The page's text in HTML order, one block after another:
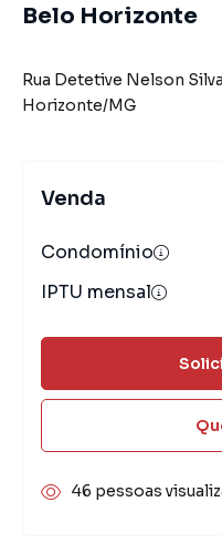
Belo Horizonte
Rua Detetive Nelson Silva
Horizonte/MG
Venda
Condomínio
IPTU mensal
46 pessoas